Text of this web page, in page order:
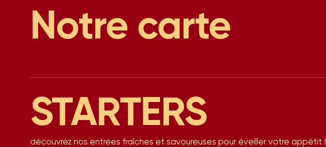
Notre carte
STARTERS
découvrez nos entrées fraîches et savoureuses pour éveiller votre appétit !